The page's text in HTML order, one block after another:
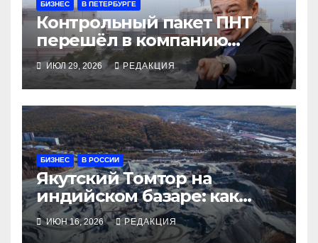
БИЗНЕС В ПЕТЕРБУРГЕ
Контрольный пакет ПНТ
перешёл в компанию
Ротенбергов
ИЮЛ 29, 2026 РЕДАКЦИЯ
БИЗНЕС В РОССИИ
Якутский Томтор на
индийском базаре: как
Кремль распродает недра
Саха ради выживания
ИЮН 16, 2026 РЕДАКЦИЯ